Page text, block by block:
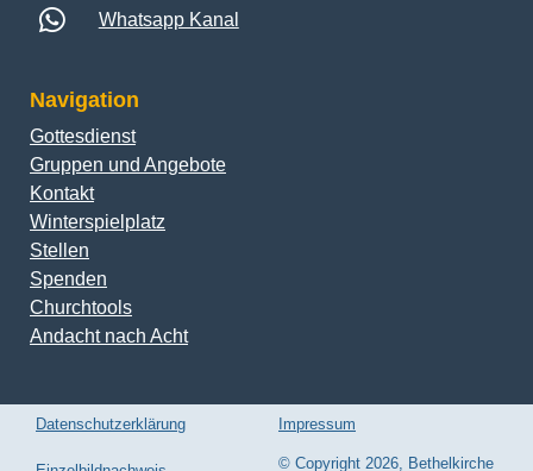
Whatsapp Kanal
Navigation
Gottesdienst
Gruppen und Angebote
Kontakt
Winterspielplatz
Stellen
Spenden
Churchtools
Andacht nach Acht
Datenschutzerklärung Impressum
© Copyright 2026, Bethelkirche